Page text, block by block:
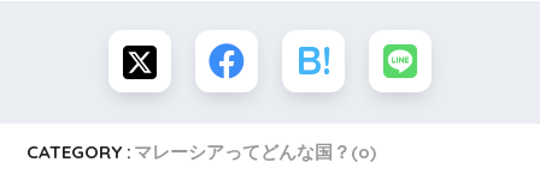
CATEGORY : マレーシアってどんな国？(o)